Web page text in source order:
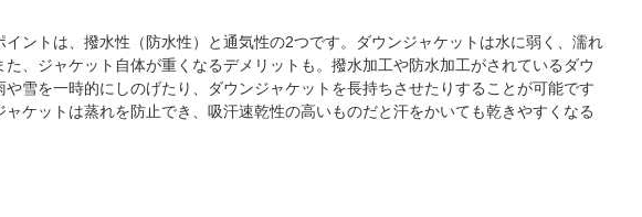
ントは、撥水性（防水性）と通気性の2つです。ダウンジャケットは水に弱く、濡れ
、ジャケット自体が重くなるデメリットも。撥水加工や防水加工がされているダウ
や雪を一時的にしのげたり、ダウンジャケットを長持ちさせたりすることが可能です
ケットは蒸れを防止でき、吸汗速乾性の高いものだと汗をかいても乾きやすくなる